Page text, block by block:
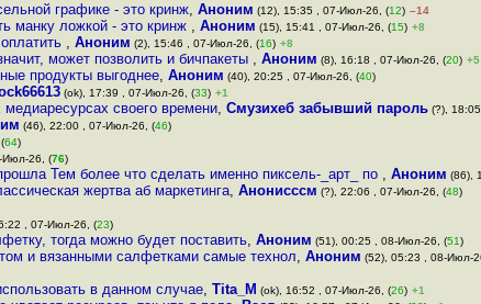
графике - это кринж, Аноним (12), 15:35 , 07-Июл-26, (12) –14
манку ложкой - это кринж , Аноним (15), 15:41 , 07-Июл-26, (15) +8
, Аноним (2), 15:46 , 07-Июл-26, (16) +8
может позволить и бичпакеты , Аноним (8), 16:18 , 07-Июл-26, (20) +5
продукты выгоднее, Аноним (40), 20:25 , 07-Июл-26, (40)
(ok), 17:39 , 07-Июл-26, (33) +1
своего времени, Смузихеб забывший пароль (?),
(46), 22:00 , 07-Июл-26, (46)
64)
Июл-26, (76)
Тем более что сделать именно пиксель-_арт_ по , Аноним (86),
жертва аб маркетинга, Анонисссм (?), 22:06 , 07-Июл-26, (48)
, 07-Июл-26, (23)
тогда можно будет поставить, Аноним (51), 00:25 , 08-Июл-26, (51)
и вязанными салфетками самые технол, Аноним (52), 05:23 , 08-Июл-
в данном случае, Tita_M (ok), 16:52 , 07-Июл-26, (26) +1